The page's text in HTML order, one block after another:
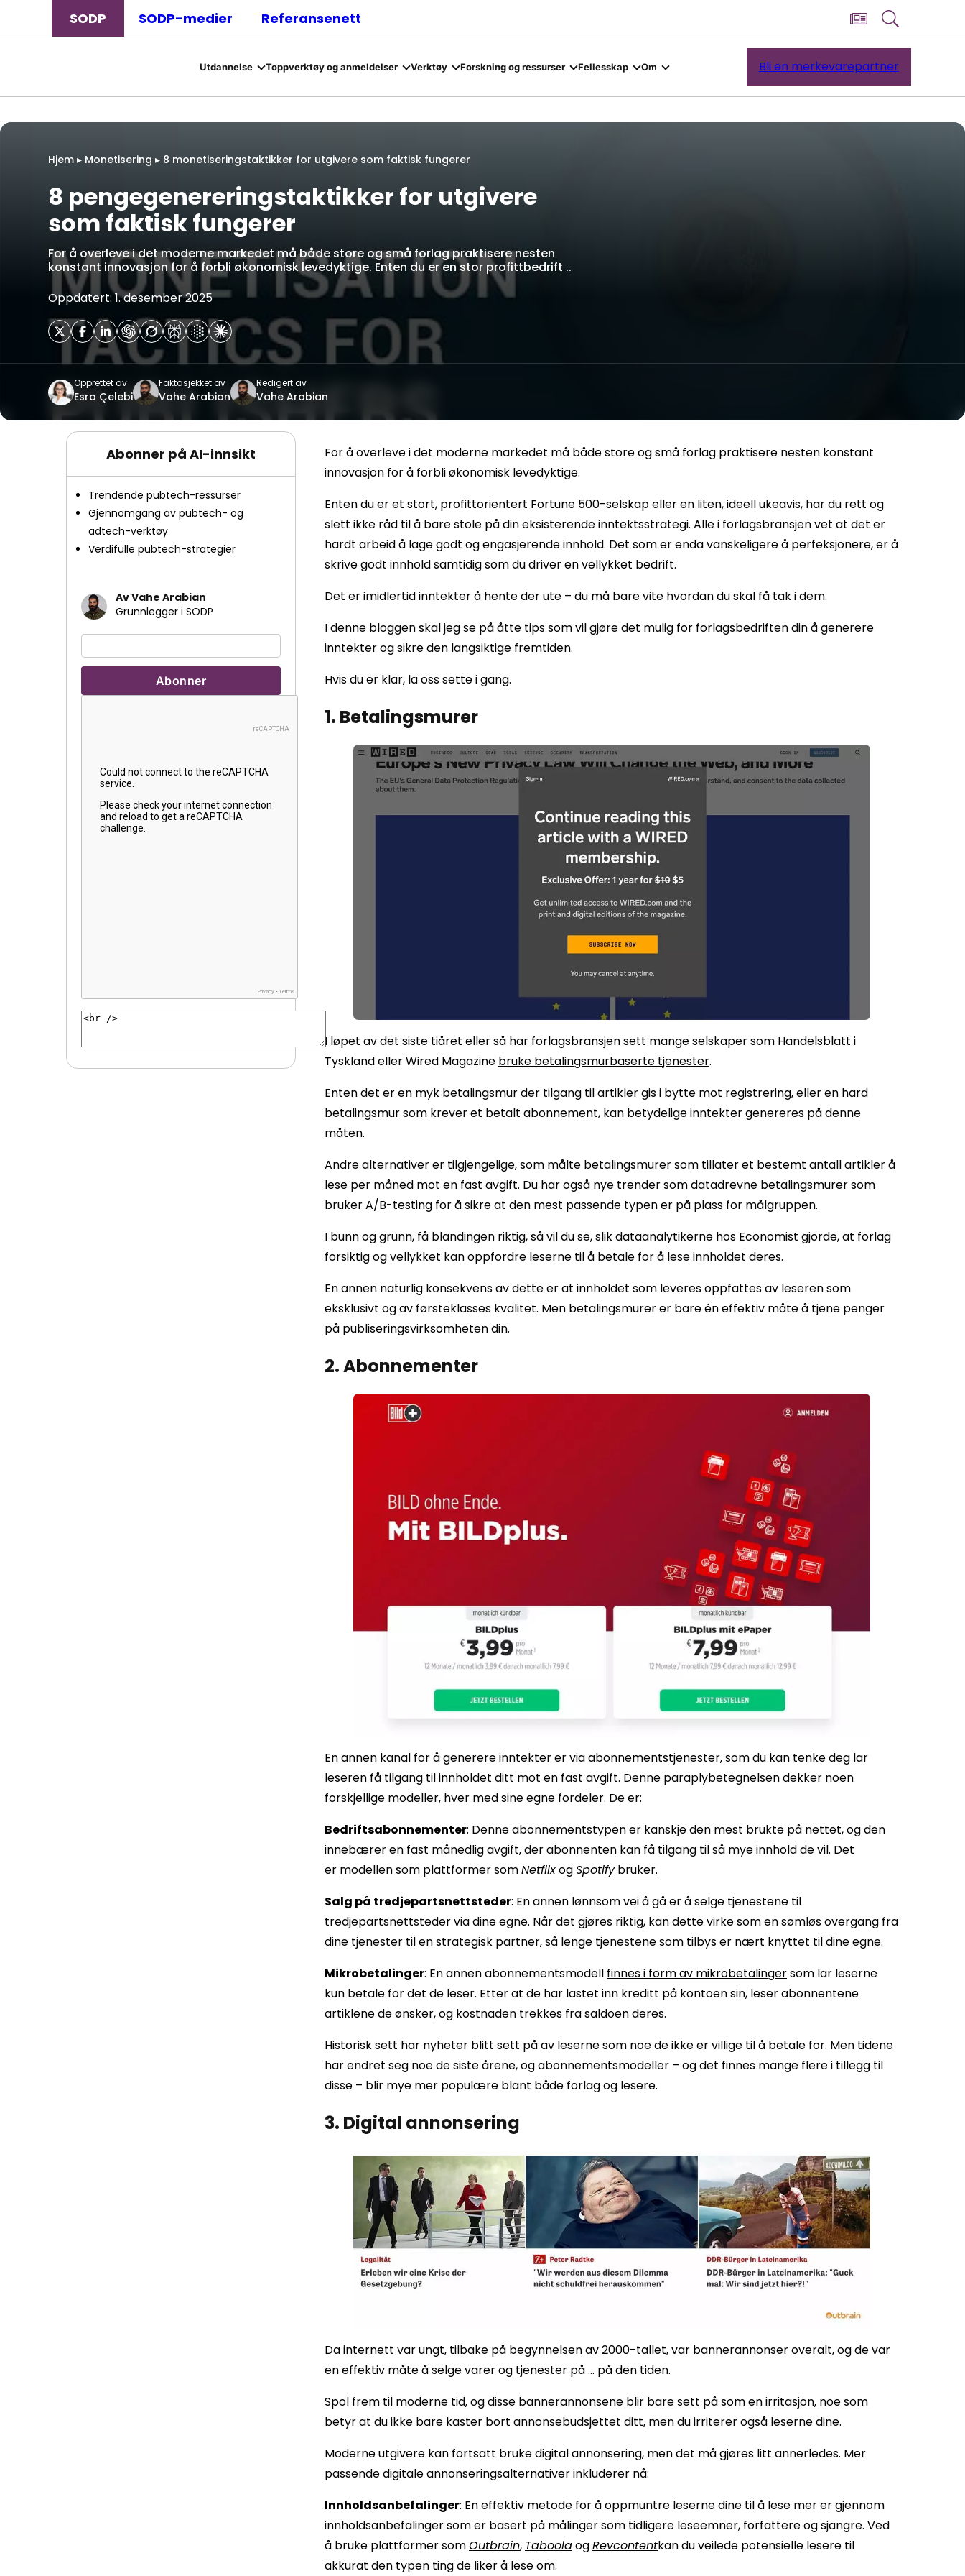
SODP SODP-medier Referansenett
Utdannelse Toppverktøy og anmeldelser Verktøy Forskning og ressurser Fellesskap Om Bli en merkevarepartner
Hjem ▸ Monetisering ▸ 8 monetiseringstaktikker for utgivere som faktisk fungerer
8 pengegenereringstaktikker for utgivere
som faktisk fungerer
For å overleve i det moderne markedet må både store og små forlag praktisere nesten
konstant innovasjon for å forbli økonomisk levedyktige. Enten du er en stor profittbedrift ..
Oppdatert: 1. desember 2025
Opprettet av
Esra Çelebi
Faktasjekket av
Vahe Arabian
Redigert av
Vahe Arabian
Abonner på AI-innsikt
Trendende pubtech-ressurser
Gjennomgang av pubtech- og
adtech-verktøy
Verdifulle pubtech-strategier
Av Vahe Arabian
Grunnlegger i SODP
For å overleve i det moderne markedet må både store og små forlag praktisere nesten konstant
innovasjon for å forbli økonomisk levedyktige.
Enten du er et stort, profittorientert Fortune 500-selskap eller en liten, ideell ukeavis, har du rett og
slett ikke råd til å bare stole på din eksisterende inntektsstrategi. Alle i forlagsbransjen vet at det er
hardt arbeid å lage godt og engasjerende innhold. Det som er enda vanskeligere å perfeksjonere, er å
skrive godt innhold samtidig som du driver en vellykket bedrift.
Det er imidlertid inntekter å hente der ute – du må bare vite hvordan du skal få tak i dem.
I denne bloggen skal jeg se på åtte tips som vil gjøre det mulig for forlagsbedriften din å generere
inntekter og sikre den langsiktige fremtiden.
Hvis du er klar, la oss sette i gang.
1. Betalingsmurer
I løpet av det siste tiåret eller så har forlagsbransjen sett mange selskaper som Handelsblatt i
Tyskland eller Wired Magazine bruke betalingsmurbaserte tjenester.
Enten det er en myk betalingsmur der tilgang til artikler gis i bytte mot registrering, eller en hard
betalingsmur som krever et betalt abonnement, kan betydelige inntekter genereres på denne
måten.
Andre alternativer er tilgjengelige, som målte betalingsmurer som tillater et bestemt antall artikler å
lese per måned mot en fast avgift. Du har også nye trender somdatadrevne betalingsmurer som
bruker A/B-testing for å sikre at den mest passende typen er på plass for målgruppen.
I bunn og grunn, få blandingen riktig, så vil du se, slik dataanalytikerne hos Economist gjorde, at forlag
forsiktig og vellykket kan oppfordre leserne til å betale for å lese innholdet deres.
En annen naturlig konsekvens av dette er at innholdet som leveres oppfattes av leseren som
eksklusivt og av førsteklasses kvalitet. Men betalingsmurer er bare én effektiv måte å tjene penger
på publiseringsvirksomheten din.
2. Abonnementer
En annen kanal for å generere inntekter er via abonnementstjenester, som du kan tenke deg lar
leseren få tilgang til innholdet ditt mot en fast avgift. Denne paraplybetegnelsen dekker noen
forskjellige modeller, hver med sine egne fordeler. De er:
Bedriftsabonnementer: Denne abonnementstypen er kanskje den mest brukte på nettet, og den
innebærer en fast månedlig avgift, der abonnenten kan få tilgang til så mye innhold de vil. Det
er modellen som plattformer somNetflixogSpotifybruker.
Salg på tredjepartsnettsteder: En annen lønnsom vei å gå er å selge tjenestene til
tredjepartsnettsteder via dine egne. Når det gjøres riktig, kan dette virke som en sømløs overgang fra
dine tjenester til en strategisk partner, så lenge tjenestene som tilbys er nært knyttet til dine egne.
Mikrobetalinger: En annen abonnementsmodell finnes i form av mikrobetalingersom lar leserne
kun betale for det de leser. Etter at de har lastet inn kreditt på kontoen sin, leser abonnentene
artiklene de ønsker, og kostnaden trekkes fra saldoen deres.
Historisk sett har nyheter blitt sett på av leserne som noe de ikke er villige til å betale for. Men tidene
har endret seg noe de siste årene, og abonnementsmodeller – og det finnes mange flere i tillegg til
disse – blir mye mer populære blant både forlag og lesere.
3. Digital annonsering
Da internett var ungt, tilbake på begynnelsen av 2000-tallet, var bannerannonser overalt, og de var
en effektiv måte å selge varer og tjenester på … på den tiden.
Spol frem til moderne tid, og disse bannerannonsene blir bare sett på som en irritasjon, noe som
betyr at du ikke bare kaster bort annonsebudsjettet ditt, men du irriterer også leserne dine.
Moderne utgivere kan fortsatt bruke digital annonsering, men det må gjøres litt annerledes. Mer
passende digitale annonseringsalternativer inkluderer nå:
Innholdsanbefalinger: En effektiv metode for å oppmuntre leserne dine til å lese mer er gjennom
innholdsanbefalinger som er basert på målinger som tidligere leseemner, forfattere og sjangre. Ved
å bruke plattformer somOutbrain, TaboolaogRevcontentkan du veilede potensielle lesere til
akkurat den typen ting de liker å lese om.